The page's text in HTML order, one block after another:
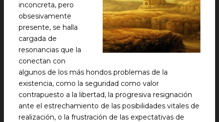
inconcreta, pero
obsesivamente
presente, se halla
cargada de
resonancias que la
conectan con
algunos de los más hondos problemas de la
existencia, como la seguridad como valor
contrapuesto a la libertad, la progresiva resignación
ante el estrechamiento de las posibilidades vitales de
realización, o la frustración de las expectativas de